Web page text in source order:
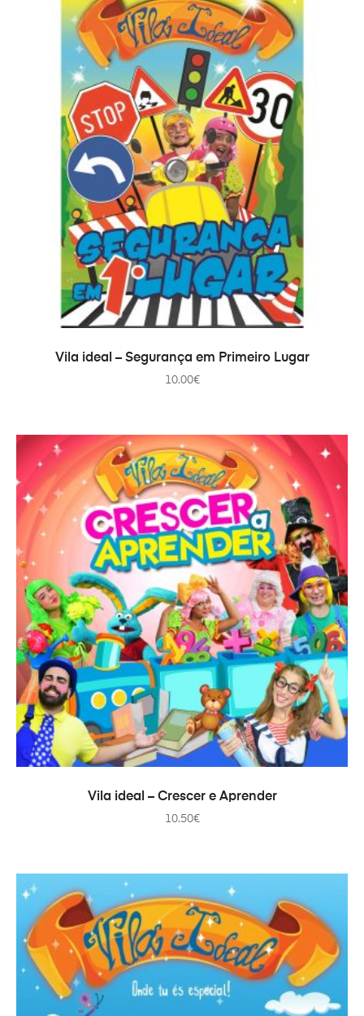
ADD TO CART
Vila ideal – Segurança em Primeiro Lugar
10.00€
ADD TO CART
Vila ideal – Crescer e Aprender
10.50€